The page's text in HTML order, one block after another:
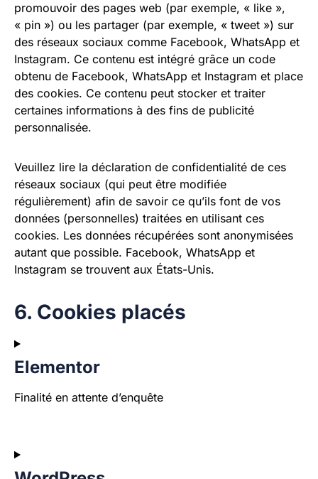
promouvoir des pages web (par exemple, « like »,
« pin ») ou les partager (par exemple, « tweet ») sur
des réseaux sociaux comme Facebook, WhatsApp et
Instagram. Ce contenu est intégré grâce un code
obtenu de Facebook, WhatsApp et Instagram et place
des cookies. Ce contenu peut stocker et traiter
certaines informations à des fins de publicité
personnalisée.
Veuillez lire la déclaration de confidentialité de ces
réseaux sociaux (qui peut être modifiée
régulièrement) afin de savoir ce qu’ils font de vos
données (personnelles) traitées en utilisant ces
cookies. Les données récupérées sont anonymisées
autant que possible. Facebook, WhatsApp et
Instagram se trouvent aux États-Unis.
6. Cookies placés
Elementor
Finalité en attente d’enquête